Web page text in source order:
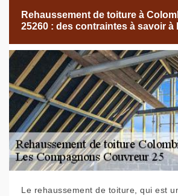
Rehaussement de toiture à
25260 : des contraintes à savoir à
Le rehaussement de toiture, qui est